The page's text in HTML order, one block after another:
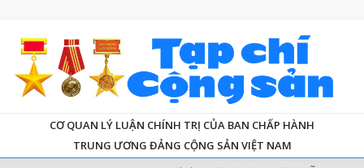
CƠ QUAN LÝ LUẬN CHÍNH TRỊ CỦA BAN CHẤP HÀNH
TRUNG ƯƠNG ĐẢNG CỘNG SẢN VIỆT NAM